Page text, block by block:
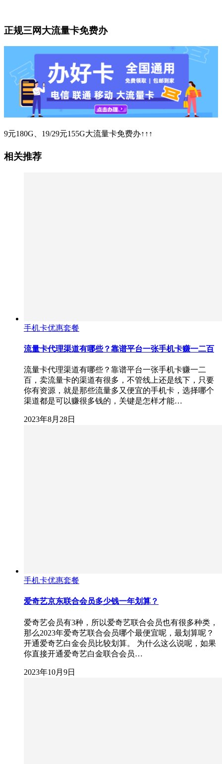
正规三网大流量卡免费办
9元180G、19/29元155G大流量卡免费办↑↑↑
相关推荐
手机卡优惠套餐
流量卡代理渠道有哪些？靠谱平台一张手机卡赚一二百
流量卡代理渠道有哪些？靠谱平台一张手机卡赚一二
百，卖流量卡的渠道有很多，不管线上还是线下，只要
你有资源，就是那些流量多又便宜的手机卡，选择哪个
渠道都是可以赚很多钱的，关键是怎样才能…
2023年8月28日
手机卡优惠套餐
爱奇艺京东联合会员多少钱一年划算？
爱奇艺会员有3种，所以爱奇艺联合会员也有很多种类，
那么2023年爱奇艺联合会员哪个最便宜呢，最划算呢？
开通爱奇艺白金会员比较划算。 为什么这么说呢，如果
你直接开通爱奇艺白金联合会员…
2023年10月9日